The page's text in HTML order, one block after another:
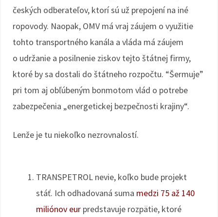
českých odberateľov, ktorí sú už prepojení na iné
ropovody. Naopak, OMV má vraj záujem o využitie
tohto transportného kanála a vláda má záujem
o udržanie a posilnenie ziskov tejto štátnej firmy,
ktoré by sa dostali do štátneho rozpočtu. “Šermuje”
pri tom aj obľúbeným bonmotom vlád o potrebe
zabezpečenia „energetickej bezpečnosti krajiny“.
Lenže je tu niekoľko nezrovnalostí.
TRANSPETROL nevie, koľko bude projekt
stáť. Ich odhadovaná suma medzi 75 až 140
miliónov eur predstavuje rozpätie, ktoré